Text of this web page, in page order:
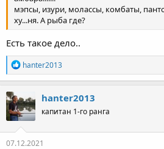
мэпсы, изури, молассы, комбаты,
ху...ня. А рыба где?
Есть такое дело..
Р
е
а
ц
и
и
:
hanter2013
hanter2013
капитан 1-го ранга
07.12.2021